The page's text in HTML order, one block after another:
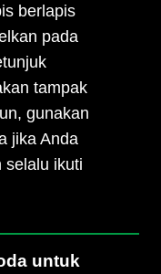
berlapis
pada
tampak
gunakan
jika Anda
selalu ikuti
untuk